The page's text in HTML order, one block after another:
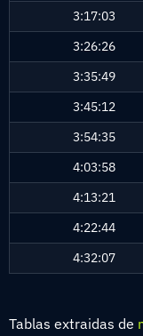
3:17:03
3:26:26
3:35:49
3:45:12
3:54:35
4:03:58
4:13:21
4:22:44
4:32:07
Tablas extraidas de